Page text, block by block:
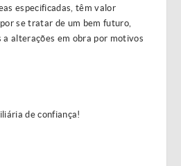
especificadas, têm valor
se tratar de um bem futuro,
a alterações em obra por motivos
de confiança!